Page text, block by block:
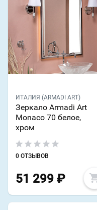
ИТАЛИЯ (ARMADI ART)
Зеркало Armadi Art
Monaco 70 белое,
хром
0 ОТЗЫВОВ
51 299 ₽